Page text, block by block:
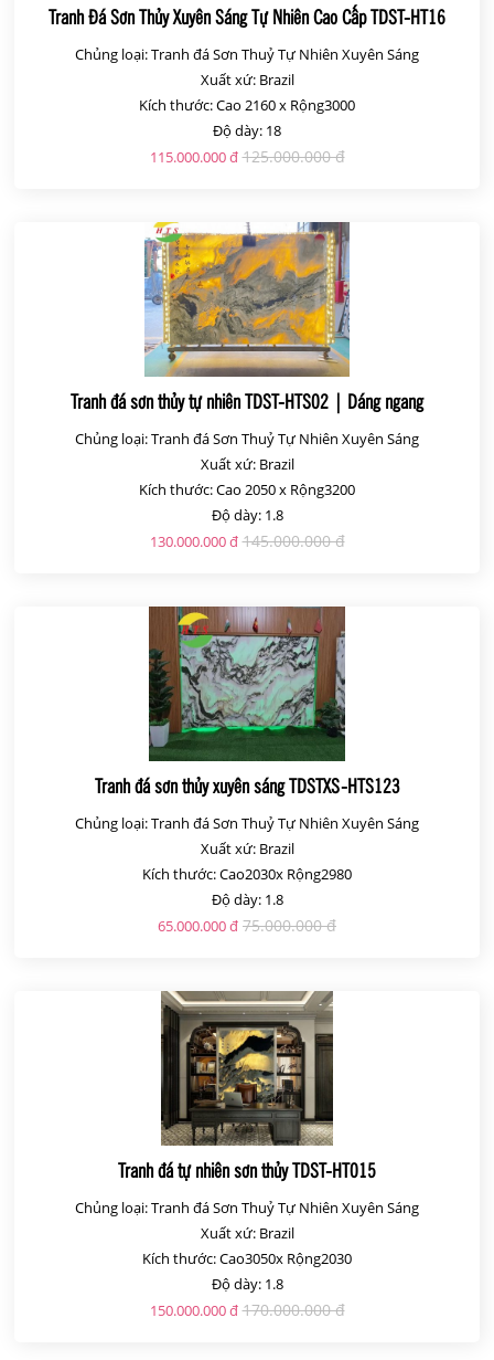
Tranh Đá Sơn Thủy Xuyên Sáng Tự Nhiên Cao Cấp TDST-HT16
Chủng loại: Tranh đá Sơn Thuỷ Tự Nhiên Xuyên Sáng
Xuất xứ: Brazil
Kích thước: Cao 2160 x Rộng3000
Độ dày: 18
115.000.000 đ 125.000.000 đ
Tranh đá sơn thủy tự nhiên TDST-HTS02 | Dáng ngang
Chủng loại: Tranh đá Sơn Thuỷ Tự Nhiên Xuyên Sáng
Xuất xứ: Brazil
Kích thước: Cao 2050 x Rộng3200
Độ dày: 1.8
130.000.000 đ 145.000.000 đ
Tranh đá sơn thủy xuyên sáng TDSTXS-HTS123
Chủng loại: Tranh đá Sơn Thuỷ Tự Nhiên Xuyên Sáng
Xuất xứ: Brazil
Kích thước: Cao2030x Rộng2980
Độ dày: 1.8
65.000.000 đ 75.000.000 đ
Tranh đá tự nhiên sơn thủy TDST-HT015
Chủng loại: Tranh đá Sơn Thuỷ Tự Nhiên Xuyên Sáng
Xuất xứ: Brazil
Kích thước: Cao3050x Rộng2030
Độ dày: 1.8
150.000.000 đ 170.000.000 đ